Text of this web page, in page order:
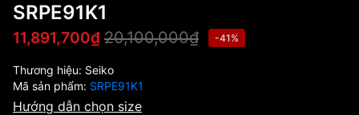
SRPE91K1
11,891,700₫ 20,100,000₫ -41%
Thương hiệu: Seiko
Mã sản phẩm: SRPE91K1
Hướng dẫn chọn size